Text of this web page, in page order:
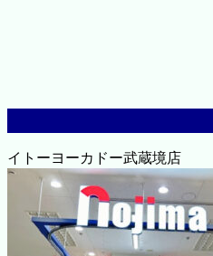
イトーヨーカドー武蔵境店